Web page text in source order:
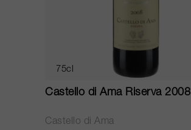
75cl
Castello di Ama Riserva 2008
Castello di Ama